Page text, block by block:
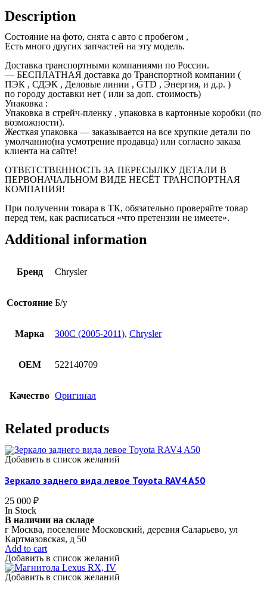
Description
Состояние на фото, снята с авто с пробегом ,
Есть много других запчастей на эту модель.
Доставка транспортными компаниями по России.
— БЕСПЛАТНАЯ доставка до Транспортной компании (
ПЭК , СДЭК , Деловые линии , GTD , Энергия, и д.р. )
по городу доставки нет ( или за доп. стоимость)
Упаковка :
Упаковка в стрейч-пленку , упаковка в картонные коробки (по
возможности).
Жесткая упаковка — заказывается на все хрупкие детали по
умолчанию(на усмотрение продавца) или согласно заказа
клиента на сайте!
ОТВЕТСТВЕННОСТЬ ЗА ПЕРЕСЫЛКУ ДЕТАЛИ В
ПЕРВОНАЧАЛЬНОМ ВИДЕ НЕСЁТ ТРАНСПОРТНАЯ
КОМПАНИЯ!
При получении товара в ТК, обязательно проверяйте товар
перед тем, как расписаться «что претензии не имеете».
Additional information
Бренд Chrysler
Состояние Б/у
Марка 300C (2005-2011), Chrysler
OEM 522140709
Качество Оригинал
Related products
Добавить в список желаний
Зеркало заднего вида левое Toyota RAV4 A50
25 000 ₽
In Stock
В наличии на складе
г Москва, поселение Московский, деревня Саларьево, ул
Картмазовская, д 50
Add to cart
Добавить в список желаний
Добавить в список желаний